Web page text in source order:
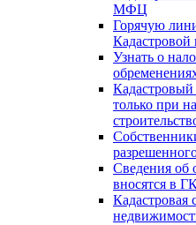
МФЦ
Горячую
Кадастровой
Узнать о
только при
Сведения об
вносятся в
Кадастровая